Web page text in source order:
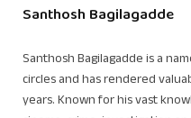
Santhosh Bagilagadde
Santhosh Bagilagadde is a
circles and has rendered
years. Known for his vast